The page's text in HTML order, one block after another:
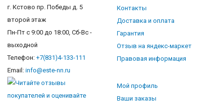
г. Кстово пр. Победы д. 5
второй этаж
Пн-Пт с 9:00 до 18:00, Сб-Вс -
выходной
Телефон: +7(831)4-133-111
Email: info@este-nn.ru
Контакты
Доставка и оплата
Гарантия
Отзыв на яндекс-маркет
Правовая информация
Мой профиль
Ваши заказы